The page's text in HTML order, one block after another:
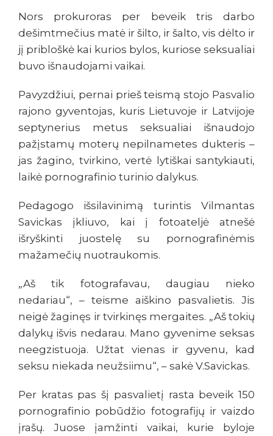
Nors prokuroras per beveik tris darbo
dešimtmečius matė ir šilto, ir šalto, vis dėlto ir
jį pribloškė kai kurios bylos, kuriose seksualiai
buvo išnaudojami vaikai.
Pavyzdžiui, pernai prieš teismą stojo Pasvalio
rajono gyventojas, kuris Lietuvoje ir Latvijoje
septynerius metus seksualiai išnaudojo
pažįstamų moterų nepilnametes dukteris –
jas žagino, tvirkino, vertė lytiškai santykiauti,
laikė pornografinio turinio dalykus.
Pedagogo išsilavinimą turintis Vilmantas
Savickas įkliuvo, kai į fotoateljė atnešė
išryškinti juostelę su pornografinėmis
mažamečių nuotraukomis.
„Aš tik fotografavau, daugiau nieko
nedariau“, – teisme aiškino pasvalietis. Jis
neigė žaginęs ir tvirkinęs mergaites. „Aš tokių
dalykų išvis nedarau. Mano gyvenime seksas
neegzistuoja. Užtat vienas ir gyvenu, kad
seksu niekada neužsiimu“, – sakė V.Savickas.
Per kratas pas šį pasvalietį rasta beveik 150
pornografinio pobūdžio fotografijų ir vaizdo
įrašų. Juose įamžinti vaikai, kurie byloje